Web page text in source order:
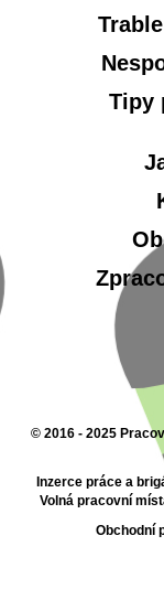
Tipy
© 2016 - 2025
Inzerce práce a
Volná pracovní
Obchodní